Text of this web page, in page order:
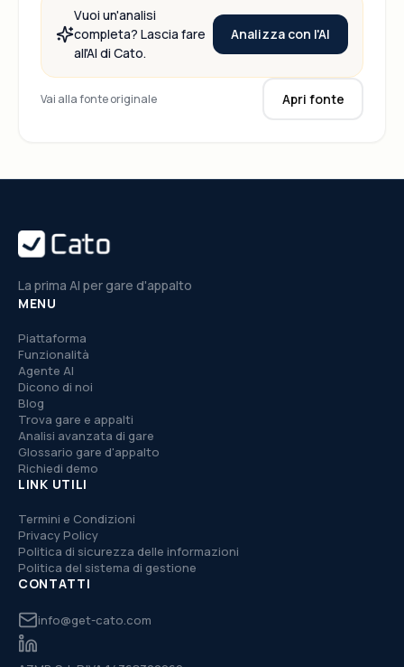
Vuoi un'analisi
completa? Lascia fare
all'AI di Cato.
Analizza con l'AI
Vai alla fonte originale Apri fonte
La prima AI per gare d'appalto
MENU
Piattaforma
Funzionalità
Agente AI
Dicono di noi
Blog
Trova gare e appalti
Analisi avanzata di gare
Glossario gare d'appalto
Richiedi demo
LINK UTILI
Termini e Condizioni
Privacy Policy
Politica di sicurezza delle informazioni
Politica del sistema di gestione
CONTATTI
info@get-cato.com